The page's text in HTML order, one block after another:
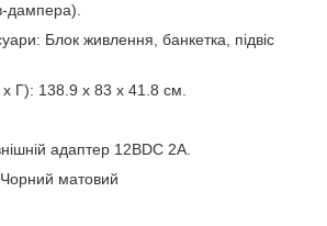
дампера).
Блок живлення, банкетка, підвіс
Г): 138.9 x 83 x 41.8 см.
адаптер 12ВDC 2A.
Чорний матовий